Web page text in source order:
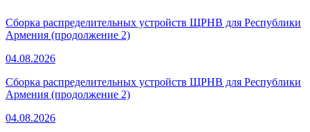
Сборка распределительных устройств ЩРНВ для Республики
Армения (продолжение 2)
04.08.2026
Сборка распределительных устройств ЩРНВ для Республики
Армения (продолжение 2)
04.08.2026